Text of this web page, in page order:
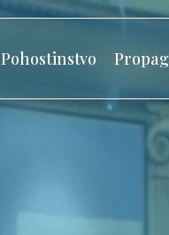
Pohostinstvo